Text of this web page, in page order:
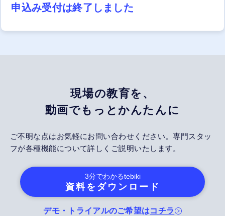
申込み受付は終了しました
現場の教育を、
動画でもっとかんたんに
ご不明な点はお気軽にお問い合わせください。専門スタッ
フが各種機能について詳しくご説明いたします。
3分でわかるtebiki
資料をダウンロード
デモ・トライアルのご希望はコチラ